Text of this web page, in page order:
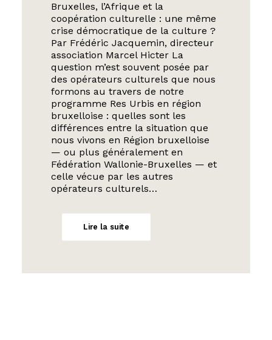
Bruxelles, l’Afrique et la
coopération culturelle : une même
crise démocratique de la culture ?
Par Frédéric Jacquemin, directeur
association Marcel Hicter La
question m’est souvent posée par
des opérateurs culturels que nous
formons au travers de notre
programme Res Urbis en région
bruxelloise : quelles sont les
différences entre la situation que
nous vivons en Région bruxelloise
— ou plus généralement en
Fédération Wallonie-Bruxelles — et
celle vécue par les autres
opérateurs culturels…
Lire la suite